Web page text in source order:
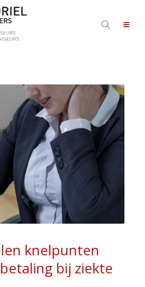
knelpunten
bij ziekte